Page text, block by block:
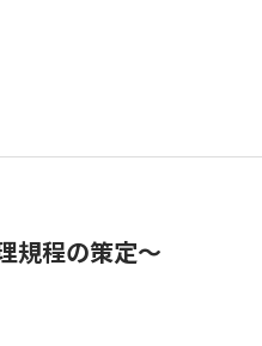
規程の策定～